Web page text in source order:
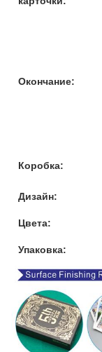
Окончание:
Коробка:
Дизайн:
Цвета:
Упаковка: